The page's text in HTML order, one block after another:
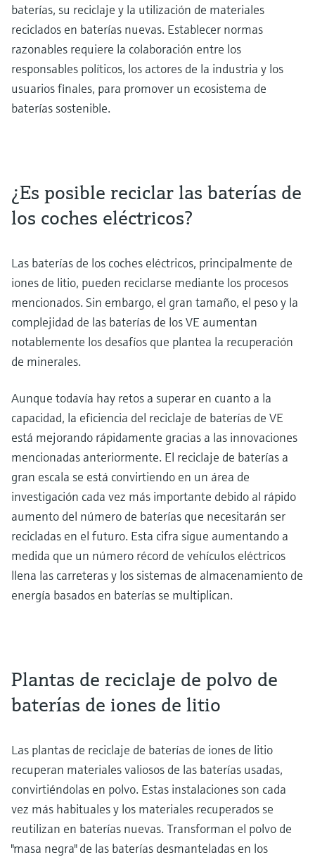
baterías, su reciclaje y la utilización de materiales
reciclados en baterías nuevas. Establecer normas
razonables requiere la colaboración entre los
responsables políticos, los actores de la industria y los
usuarios finales, para promover un ecosistema de
baterías sostenible.
¿Es posible reciclar las baterías de
los coches eléctricos?
Las baterías de los coches eléctricos, principalmente de
iones de litio, pueden reciclarse mediante los procesos
mencionados. Sin embargo, el gran tamaño, el peso y la
complejidad de las baterías de los VE aumentan
notablemente los desafíos que plantea la recuperación
de minerales.
Aunque todavía hay retos a superar en cuanto a la
capacidad, la eficiencia del reciclaje de baterías de VE
está mejorando rápidamente gracias a las innovaciones
mencionadas anteriormente. El reciclaje de baterías a
gran escala se está convirtiendo en un área de
investigación cada vez más importante debido al rápido
aumento del número de baterías que necesitarán ser
recicladas en el futuro. Esta cifra sigue aumentando a
medida que un número récord de vehículos eléctricos
llena las carreteras y los sistemas de almacenamiento de
energía basados en baterías se multiplican.
Plantas de reciclaje de polvo de
baterías de iones de litio
Las plantas de reciclaje de baterías de iones de litio
recuperan materiales valiosos de las baterías usadas,
convirtiéndolas en polvo. Estas instalaciones son cada
vez más habituales y los materiales recuperados se
reutilizan en baterías nuevas. Transforman el polvo de
"masa negra" de las baterías desmanteladas en los